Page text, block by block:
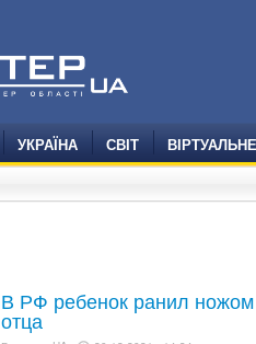
УКРАЇНА СВІТ
В РФ ребенок ранил
отца